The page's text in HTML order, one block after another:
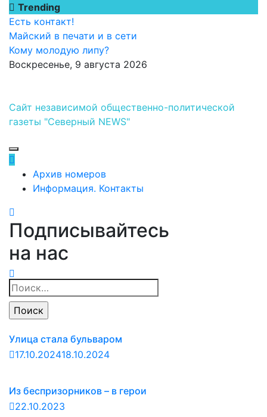
Перейти
содержимому
Trending
Есть контакт!
Майский в печати и в сети
Кому молодую липу?
Воскресенье, 9 августа 2026
Сайт независимой общественно-политической
газеты "Северный NEWS"
Архив номеров
Информация. Контакты
Подписывайтесь
на нас
Найти:
Улица стала бульваром
17.10.202418.10.2024
Из беспризорников – в герои
22.10.2023